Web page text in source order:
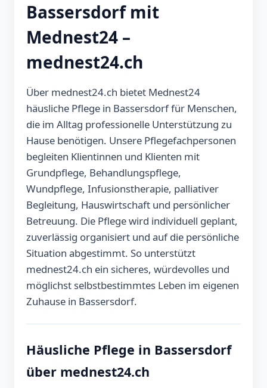
Bassersdorf mit
Mednest24 –
mednest24.ch
Über mednest24.ch bietet Mednest24
häusliche Pflege in Bassersdorf für Menschen,
die im Alltag professionelle Unterstützung zu
Hause benötigen. Unsere Pflegefachpersonen
begleiten Klientinnen und Klienten mit
Grundpflege, Behandlungspflege,
Wundpflege, Infusionstherapie, palliativer
Begleitung, Hauswirtschaft und persönlicher
Betreuung. Die Pflege wird individuell geplant,
zuverlässig organisiert und auf die persönliche
Situation abgestimmt. So unterstützt
mednest24.ch ein sicheres, würdevolles und
möglichst selbstbestimmtes Leben im eigenen
Zuhause in Bassersdorf.
Häusliche Pflege in Bassersdorf
über mednest24.ch